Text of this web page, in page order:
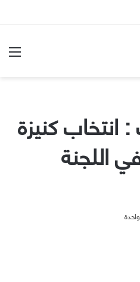
انتخاب كنيزة
اللجنة